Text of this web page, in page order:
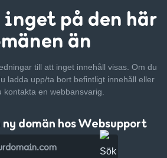
inget på den här
än
till att inget innehåll visas. Om du
ladda upp/ta bort befintligt innehåll eller
kontakta en webbansvarig.
domän hos Websupport